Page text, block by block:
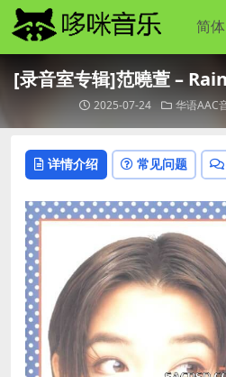
[录音室专辑]范曉萱 –
2025-07-24 华语AAC
详情介绍 常见问题